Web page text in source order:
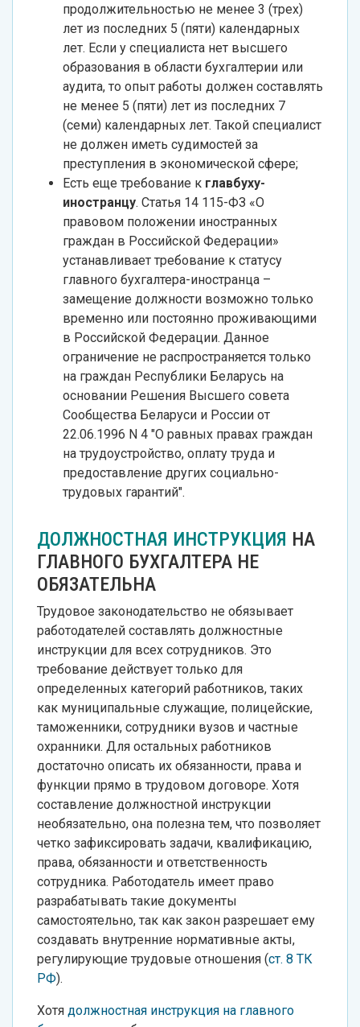
продолжительностью не менее 3 (трех)
лет из последних 5 (пяти) календарных
лет. Если у специалиста нет высшего
образования в области бухгалтерии или
аудита, то опыт работы должен составлять
не менее 5 (пяти) лет из последних 7
(семи) календарных лет. Такой специалист
не должен иметь судимостей за
преступления в экономической сфере;
Есть еще требование к главбуху-
иностранцу. Статья 14 115-ФЗ «О
правовом положении иностранных
граждан в Российской Федерации»
устанавливает требование к статусу
главного бухгалтера-иностранца –
замещение должности возможно только
временно или постоянно проживающими
в Российской Федерации. Данное
ограничение не распространяется только
на граждан Республики Беларусь на
основании Решения Высшего совета
Сообщества Беларуси и России от
22.06.1996 N 4 "О равных правах граждан
на трудоустройство, оплату труда и
предоставление других социально-
трудовых гарантий".
ДОЛЖНОСТНАЯ ИНСТРУКЦИЯ НА
ГЛАВНОГО БУХГАЛТЕРА НЕ
ОБЯЗАТЕЛЬНА
Трудовое законодательство не обязывает
работодателей составлять должностные
инструкции для всех сотрудников. Это
требование действует только для
определенных категорий работников, таких
как муниципальные служащие, полицейские,
таможенники, сотрудники вузов и частные
охранники. Для остальных работников
достаточно описать их обязанности, права и
функции прямо в трудовом договоре. Хотя
составление должностной инструкции
необязательно, она полезна тем, что позволяет
четко зафиксировать задачи, квалификацию,
права, обязанности и ответственность
сотрудника. Работодатель имеет право
разрабатывать такие документы
самостоятельно, так как закон разрешает ему
создавать внутренние нормативные акты,
регулирующие трудовые отношения (ст. 8 ТК
РФ).
Хотя должностная инструкция на главного